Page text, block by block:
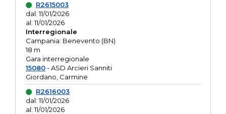
R2615003
dal: 11/01/2026
al: 11/01/2026
Interregionale
Campania: Benevento (BN)
18 m
Gara interregionale
15080- ASD Arcieri Sanniti
Giordano, Carmine
R2616003
dal: 11/01/2026
al: 11/01/2026